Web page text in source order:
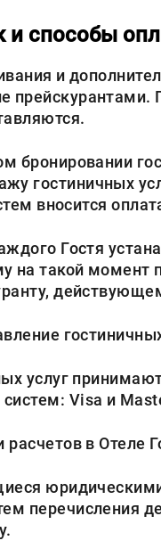
способы
и
прейскурантами.
бронировании
гостиничных
вносится
Гостя
на такой момент
услуг
Visa и
расчетов в Отеле
перечисления